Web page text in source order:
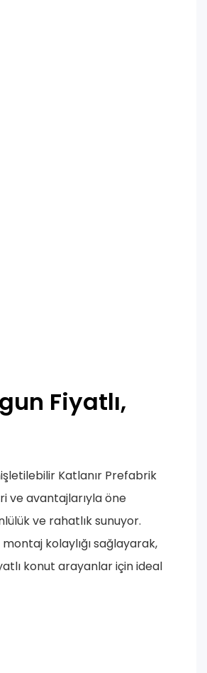
Fiyatlı,
Katlanır Prefabrik
ve avantajlarıyla öne
ve rahatlık sunuyor.
kolaylığı sağlayarak,
konut arayanlar için ideal